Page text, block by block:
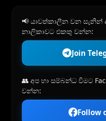
📢 යාවත්කාලීන වන සැනින්
නාලිකාවට එකතු වන්න:
Join
👥 අප හා සම්බන්ධ වීමට
වන්න:
Follow